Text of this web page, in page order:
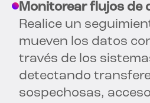
Monitorear flujos de
Realice un
mueven los datos
través de los
detectando
sospechosas,